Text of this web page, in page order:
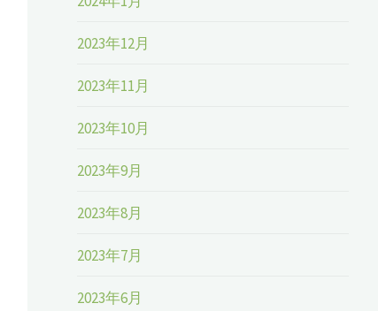
2023年12月
2023年11月
2023年10月
2023年9月
2023年8月
2023年7月
2023年6月